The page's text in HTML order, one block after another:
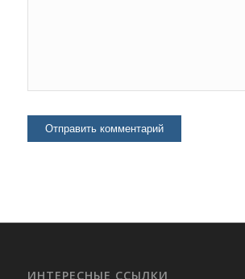
ИНТЕРЕСНЫЕ ССЫЛКИ